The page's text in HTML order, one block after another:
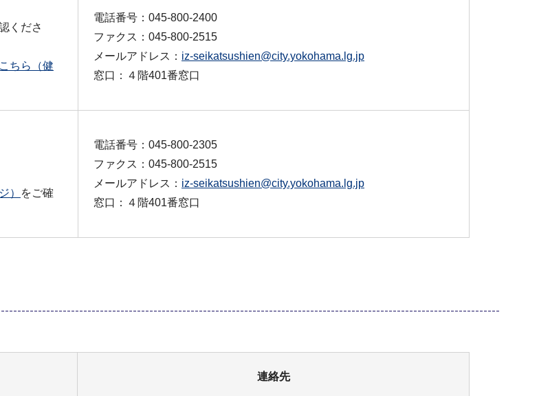
くださ
こちら（健
電話番号：045-800-2400
ファクス：045-800-2515
メールアドレス： iz-seikatsushien@city.yokohama.lg.jp
窓口：４階401番窓口
）
をご確
電話番号：045-800-2305
ファクス：045-800-2515
メールアドレス： iz-seikatsushien@city.yokohama.lg.jp
窓口：４階401番窓口
連絡先